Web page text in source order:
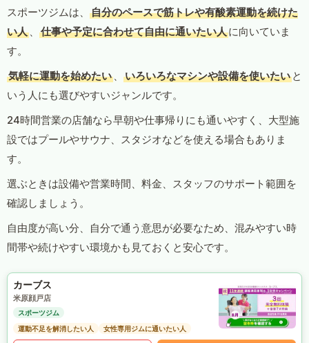
スポーツジムは、
自分のペースで筋トレや有酸素運動を続けた
い人 、 仕事や予定に合わせて自由に通いたい人に向いていま
す。
気軽に運動を始めたい 、 いろいろなマシンや設備を使いたい と
いう人にも選びやすいジャンルです。
24時間営業の店舗なら早朝や仕事帰りにも通いやすく、大型施
設ではプールやサウナ、スタジオなどを使える場合もありま
す。
選ぶときは設備や営業時間、料金、スタッフのサポート範囲を
確認しましょう。
自由度が高い分、自分で通う意思が必要なため、混みやすい時
間帯や続けやすい環境かも見ておくと安心です。
カーブス
米原顔戸店
スポーツジム
運動不足を解消したい人
女性専用ジムに通いたい人